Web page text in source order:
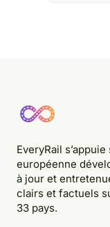
EveryRail
européenne
à jour et
clairs et factuels
33 pays.